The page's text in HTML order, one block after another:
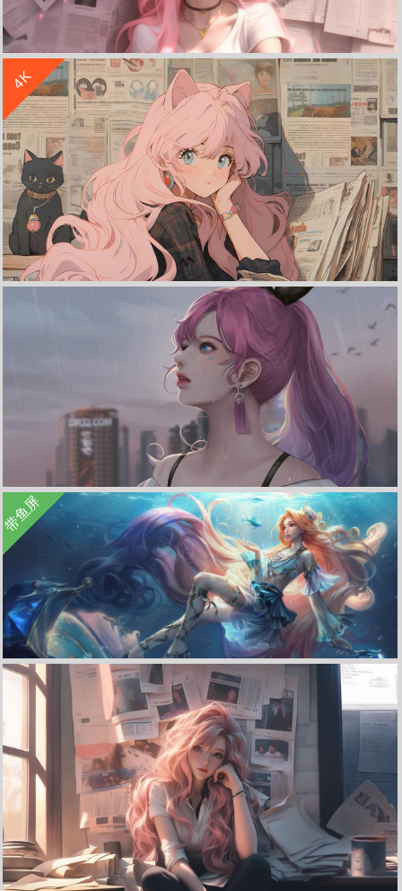
萨勒芬妮 微笑女孩 报纸墙 3440x1440带鱼屏壁纸
4K
女仆 兽耳少女 一手托腮 报纸墙 4K壁纸 3840x2160
立 即 下 载
收 藏
英雄联盟 萨勒芬妮 马尾 下雨 天空 4K高清游戏壁纸 4K手机壁纸
立 即 下 载
收 藏
带鱼屏
lol英雄联盟星籁歌姬 海洋之歌 至臻 萨勒芬妮3440x1440带鱼屏壁纸
立 即 下 载
收 藏
立 即 下 载
收 藏